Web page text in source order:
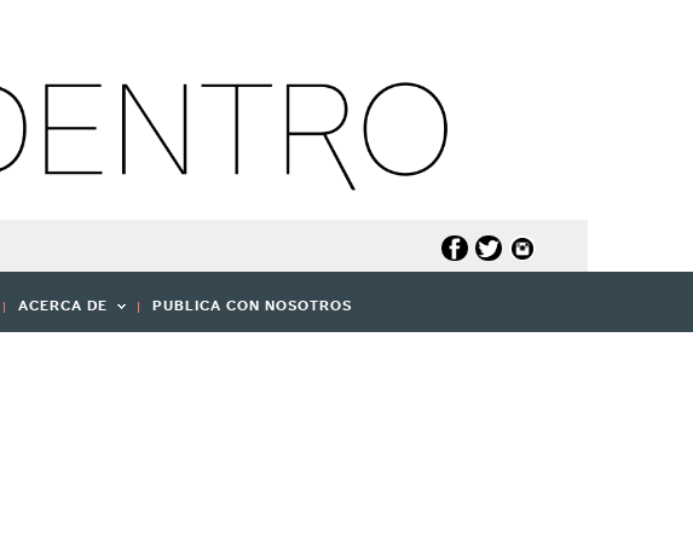
ACERCA DE PUBLICA CON NOSOTROS